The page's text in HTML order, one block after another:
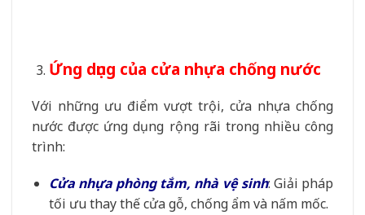
Ứng dụng của cửa nhựa chống nước
Với những ưu điểm vượt trội, cửa nhựa chống
nước được ứng dụng rộng rãi trong nhiều công
trình:
Cửa nhựa phòng tắm, nhà vệ sinh: Giải pháp
tối ưu thay thế cửa gỗ, chống ẩm và nấm mốc.